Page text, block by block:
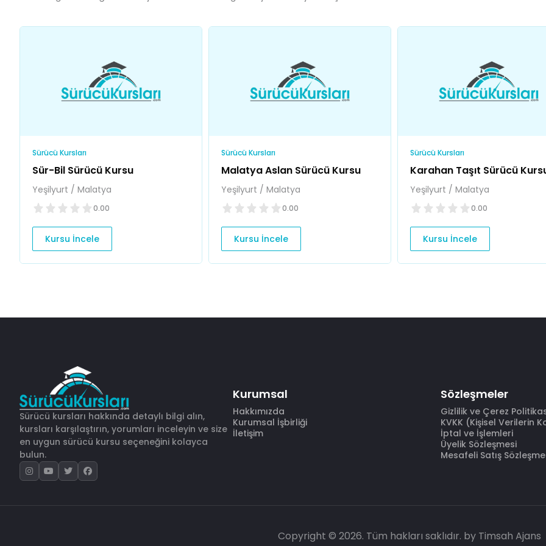
Sürücü Kursları
Sür-Bil Sürücü Kursu
Yeşilyurt / Malatya
0.00
Kursu İncele
Sürücü Kursları
Malatya Aslan Sürücü Kursu
Yeşilyurt / Malatya
0.00
Kursu İncele
Sürücü Kursları
Karahan Taşıt Sürücü
Yeşilyurt / Malatya
0.00
Kursu İncele
Sürücü kursları hakkında detaylı bilgi alın,
kursları karşılaştırın, yorumları inceleyin ve size
en uygun sürücü kursu seçeneğini kolayca
bulun.
Kurumsal
Hakkımızda
Kurumsal İşbirliği
İletişim
Sözleşmeler
Gizlilik ve Çerez
KVKK (Kişisel Verilerin
İptal ve İşlemleri
Üyelik Sözleşmesi
Mesafeli Satış
Copyright © 2026. Tüm hakları saklıdır. by Timsah Ajans